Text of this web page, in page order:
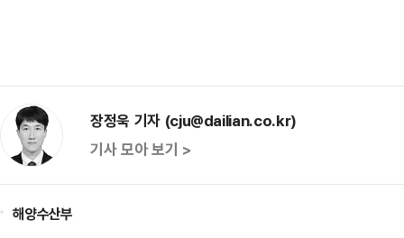
장정욱 기자 (cju@dailian.co.kr)
기사 모아 보기 >
해양수산부